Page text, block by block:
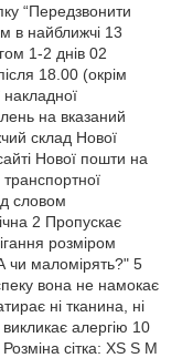
“Передзвонити
в найближчі 13
1-2 днів 02
18.00 (окрім
накладної
на вказаний
склад Нової
Нової пошти на
словом
2 Пропускає
розміром
чи маломірять?" 5
вона не намокає
ні тканина, ні
алергію 10
сітка: XS S M